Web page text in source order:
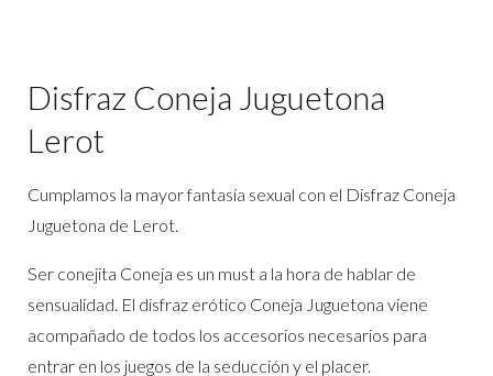
Disfraz Coneja Juguetona
Lerot
Cumplamos la mayor fantasía sexual con el Disfraz Coneja
Juguetona de Lerot.
Ser conejita Coneja es un must a la hora de hablar de
sensualidad. El disfraz erótico Coneja Juguetona viene
acompañado de todos los accesorios necesarios para
entrar en los juegos de la seducción y el placer.